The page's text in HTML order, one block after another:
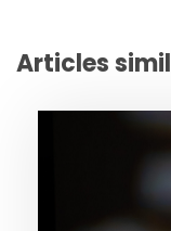
Articles